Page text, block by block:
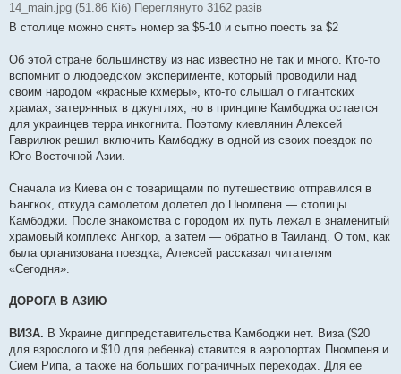
14_main.jpg (51.86 Кіб) Переглянуто 3162 разів
В столице можно снять номер за $5-10 и сытно поесть за $2
Об этой стране большинству из нас известно не так и много. Кто-то
вспомнит о людоедском эксперименте, который проводили над
своим народом «красные кхмеры», кто-то слышал о гигантских
храмах, затерянных в джунглях, но в принципе Камбоджа остается
для украинцев терра инкогнита. Поэтому киевлянин Алексей
Гаврилюк решил включить Камбоджу в одной из своих поездок по
Юго-Восточной Азии.
Сначала из Киева он с товарищами по путешествию отправился в
Бангкок, откуда самолетом долетел до Пномпеня — столицы
Камбоджи. После знакомства с городом их путь лежал в знаменитый
храмовый комплекс Ангкор, а затем — обратно в Таиланд. О том, как
была организована поездка, Алексей рассказал читателям
«Сегодня».
ДОРОГА В АЗИЮ
ВИЗА. В Украине диппредставительства Камбоджи нет. Виза ($20
для взрослого и $10 для ребенка) ставится в аэропортах Пномпеня и
Сием Рипа, а также на больших пограничных переходах. Для ее